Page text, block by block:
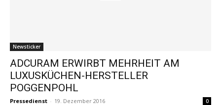
Newsticker
ADCURAM ERWIRBT MEHRHEIT AM
LUXUSKÜCHEN-HERSTELLER
POGGENPOHL
Pressedienst - 19. Dezember 2016 0